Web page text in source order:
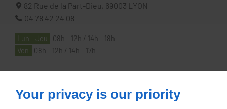
82 Rue de la Part-Dieu, 69003
LYON
04 78 42 24 08
Lun - Jeu
08h - 12h / 14h - 18h
Ven
08h - 12h / 14h - 17h
À PROPOS
Your privacy is our priority